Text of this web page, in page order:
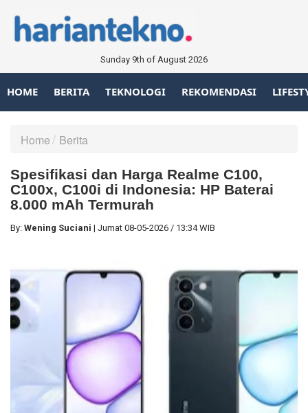
Sunday 9th of August 2026
HOME BERITA TEKNOLOGI REKOMENDASI
Home Berita
Spesifikasi dan Harga Realme C100,
C100x, C100i di Indonesia: HP Baterai
8.000 mAh Termurah
By: Wening Suciani | Jumat 08-05-2026 / 13:34 WIB